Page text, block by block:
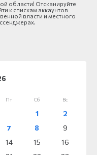
области! Отсканируйте
к спискам аккаунтов
власти и местного
Пт Сб Вс
1
2
7 8
9
14 15
16